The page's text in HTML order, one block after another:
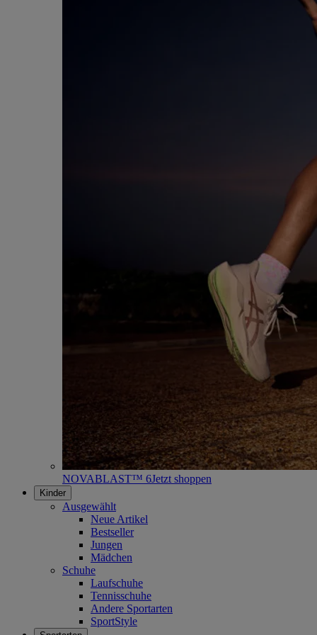
NOVABLAST™ 6Jetzt shoppen
Kinder
Ausgewählt
Neue Artikel
Bestseller
Jungen
Mädchen
Schuhe
Laufschuhe
Tennisschuhe
Andere Sportarten
SportStyle